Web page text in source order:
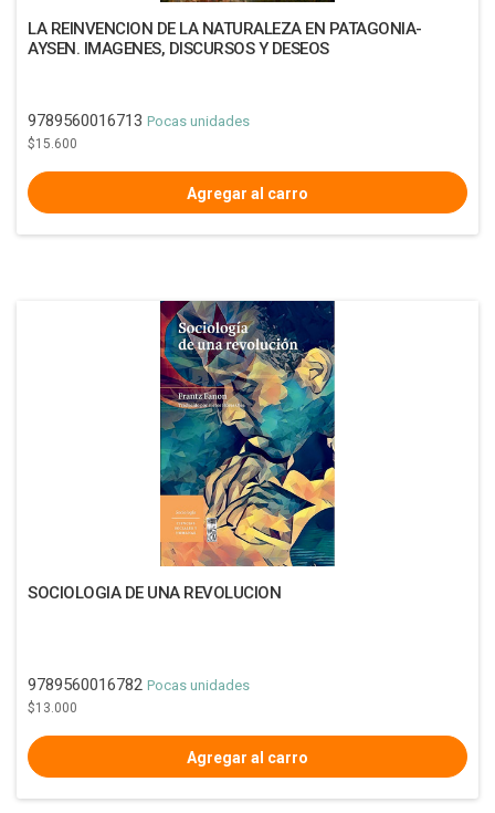
LA REINVENCION DE LA NATURALEZA EN PATAGONIA-
AYSEN. IMAGENES, DISCURSOS Y DESEOS
9789560016713 Pocas unidades
$15.600
SOCIOLOGIA DE UNA REVOLUCION
9789560016782 Pocas unidades
$13.000